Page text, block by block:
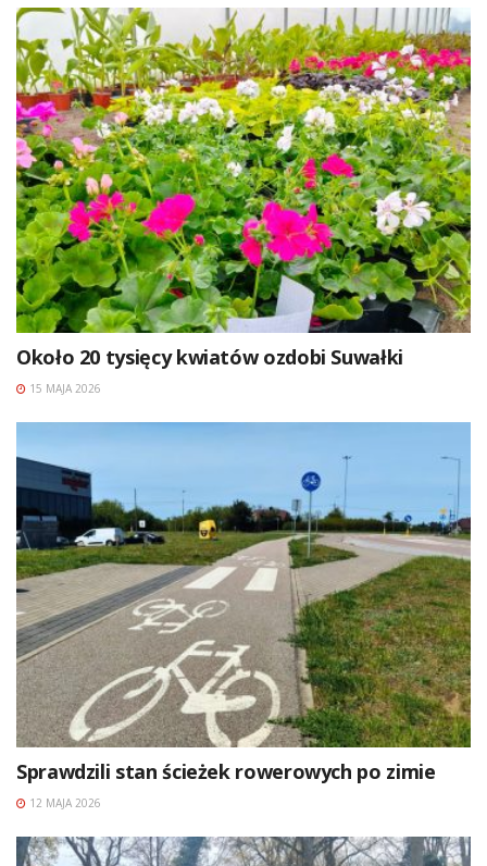
Około 20 tysięcy kwiatów ozdobi Suwałki
15 MAJA 2026
Sprawdzili stan ścieżek rowerowych po zimie
12 MAJA 2026